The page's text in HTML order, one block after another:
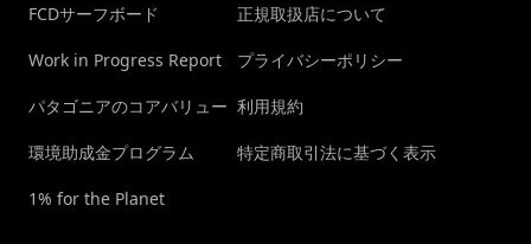
FCDサーフボード
Work in Progress Report
パタゴニアのコアバリュー
環境助成金プログラム
1% for the Planet
正規取扱店について
プライバシーポリシー
利用規約
特定商取引法に基づく表示